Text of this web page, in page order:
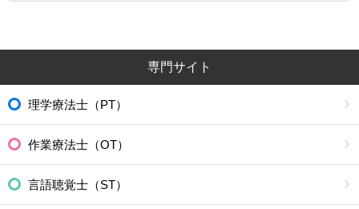
専門サイト
理学療法士（PT）
作業療法士（OT）
言語聴覚士（ST）